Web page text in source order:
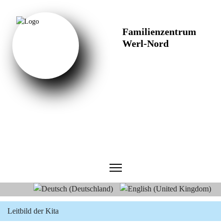
Familienzentrum
Werl-Nord
Sprache auswählen
Leitbild der Kita